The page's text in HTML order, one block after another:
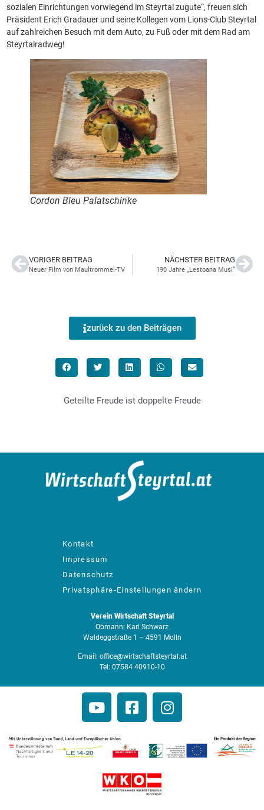
sozialen Einrichtungen vorwiegend im Steyrtal zugute“, freuen sich
Präsident Erich Gradauer und seine Kollegen vom Lions-Club Steyrtal
auf zahlreichen Besuch mit dem Auto, zu Fuß oder mit dem Rad am
Steyrtalradweg!
Cordon Bleu Palatschinke
VORIGER BEITRAG
Neuer Film von Maultrommel-TV
NÄCHSTER BEITRAG
190 Jahre „Lestoana Musi“
zurück zu den Beiträgen
Geteilte Freude ist doppelte Freude
Kontakt
Impressum
Datenschutz
Privatsphäre-Einstellungen ändern
Verein Wirtschaft Steyrtal
Obmann: Karl Schwarz
Waldeggstraße 1 – 4591 Molln
Email: office@wirtschaftsteyrtal.at
Tel: 07584 40910-10